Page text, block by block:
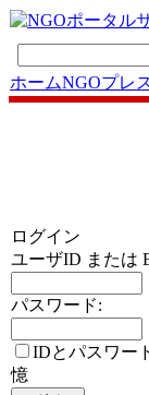
ホームNGOプレ
ログイン
ユーザID または
パスワード:
IDとパスワー
憶